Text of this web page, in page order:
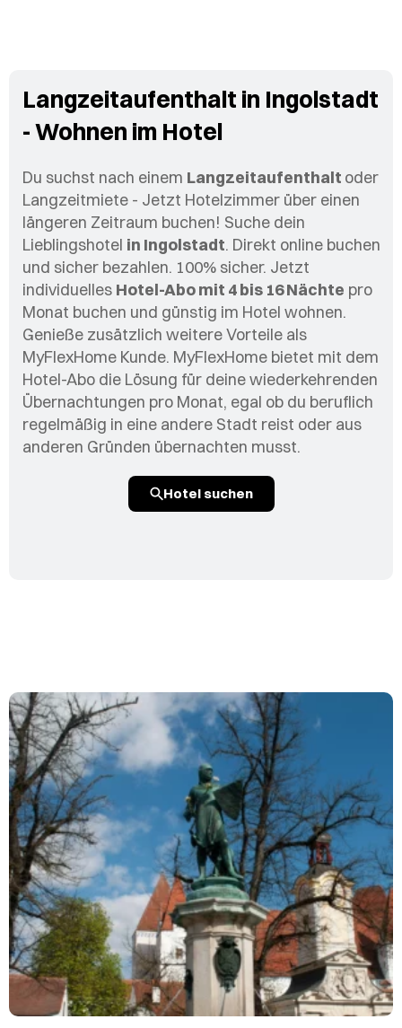
Langzeitaufenthalt in Ingolstadt
- Wohnen im Hotel
Du suchst nach einem Langzeitaufenthalt oder
Langzeitmiete - Jetzt Hotelzimmer über einen
längeren Zeitraum buchen! Suche dein
Lieblingshotel in Ingolstadt. Direkt online buchen
und sicher bezahlen. 100% sicher. Jetzt
individuelles Hotel-Abo mit 4 bis 16 Nächte pro
Monat buchen und günstig im Hotel wohnen.
Genieße zusätzlich weitere Vorteile als
MyFlexHome Kunde. MyFlexHome bietet mit dem
Hotel-Abo die Lösung für deine wiederkehrenden
Übernachtungen pro Monat, egal ob du beruflich
regelmäßig in eine andere Stadt reist oder aus
anderen Gründen übernachten musst.
Hotel suchen